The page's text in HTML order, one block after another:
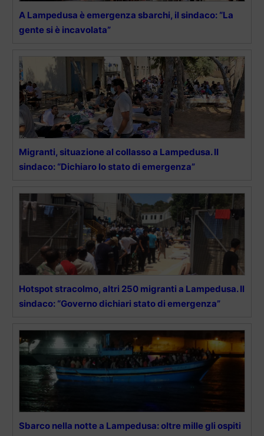
A Lampedusa è emergenza sbarchi, il sindaco: “La
gente si è incavolata”
Migranti, situazione al collasso a Lampedusa. II
sindaco: “Dichiaro lo stato di emergenza”
Hotspot stracolmo, altri 250 migranti a Lampedusa. Il
sindaco: “Governo dichiari stato di emergenza”
Sbarco nella notte a Lampedusa: oltre mille gli ospiti